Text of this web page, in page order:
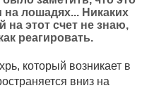
лошадях... Никаких
на этот счет не знаю,
реагировать.
который возникает в
вниз на